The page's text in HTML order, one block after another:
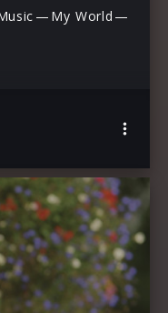
— My World —